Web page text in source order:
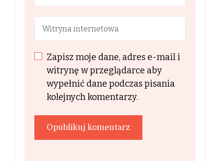
Zapisz moje dane, adres e-mail i
witrynę w przeglądarce aby
wypełnić dane podczas pisania
kolejnych komentarzy.